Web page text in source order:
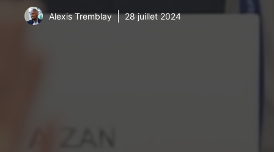
Alexis Tremblay 28 juillet 2024